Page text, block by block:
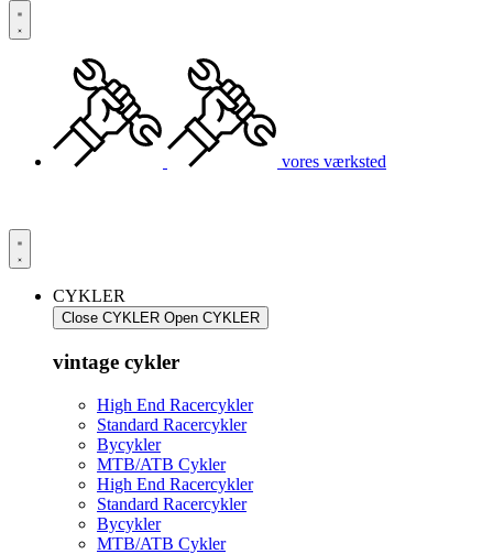
vores værksted
CYKLER
Close CYKLER Open CYKLER
vintage cykler
High End Racercykler
Standard Racercykler
Bycykler
MTB/ATB Cykler
High End Racercykler
Standard Racercykler
Bycykler
MTB/ATB Cykler